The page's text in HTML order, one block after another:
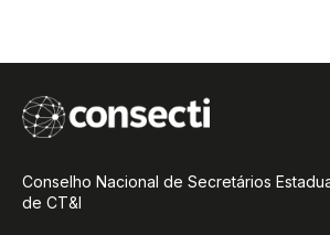
Conselho Nacional de Secretários
de CT&I